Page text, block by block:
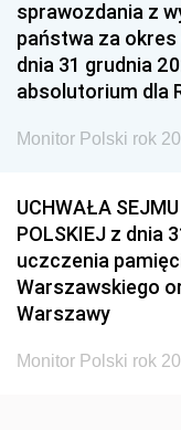
1951
1948
1939
sprawozdania z
państwa za
dnia 31 grudnia
absolutorium dla
Monitor Polski rok
UCHWAŁA
POLSKIEJ z dnia
uczczenia
Warszawskiego
Warszawy
Monitor Polski rok